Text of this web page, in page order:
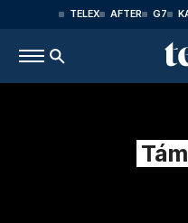
TELEX AFTER G7